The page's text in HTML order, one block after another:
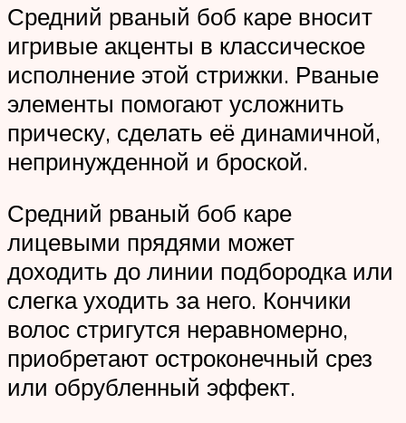
Средний рваный боб каре вносит
игривые акценты в классическое
исполнение этой стрижки. Рваные
элементы помогают усложнить
прическу, сделать её динамичной,
непринужденной и броской.
Средний рваный боб каре
лицевыми прядями может
доходить до линии подбородка или
слегка уходить за него. Кончики
волос стригутся неравномерно,
приобретают остроконечный срез
или обрубленный эффект.